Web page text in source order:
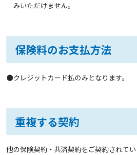
みいただけません。
保険料のお支払方法
●クレジットカード払のみとなります。
重複する契約
他の保険契約・共済契約をご契約されて